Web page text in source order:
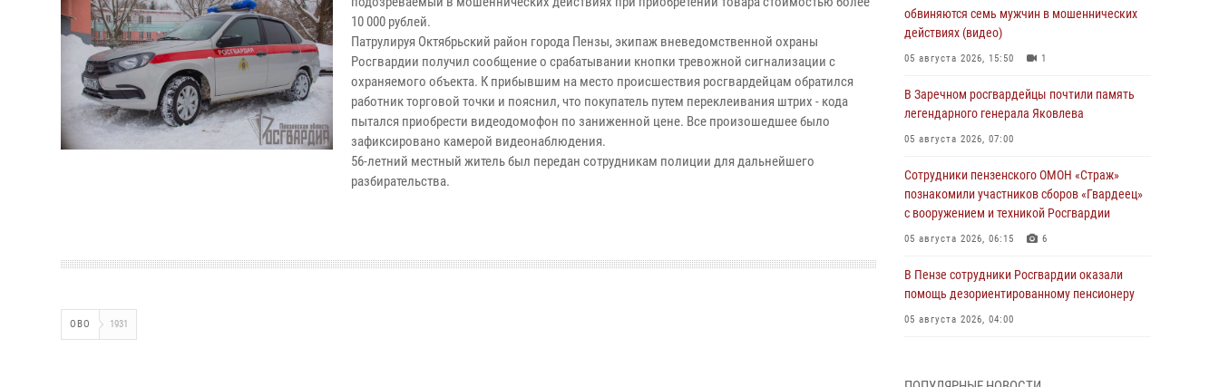
10 000 рублей.
Патрулируя Октябрьский район города Пензы, экипаж вневедомственной охраны
Росгвардии получил сообщение о срабатывании кнопки тревожной сигнализации с
охраняемого объекта. К прибывшим на место происшествия росгвардейцам обратился
работник торговой точки и пояснил, что покупатель путем переклеивания штрих - кода
пытался приобрести видеодомофон по заниженной цене. Все произошедшее было
зафиксировано камерой видеонаблюдения.
56-летний местный житель был передан сотрудникам полиции для дальнейшего
разбирательства.
ОВО 1931
обвиняются семь мужчин в мошеннических
действиях (видео)
05 августа 2026, 15:50 1
В Заречном росгвардейцы почтили память
легендарного генерала Яковлева
05 августа 2026, 07:00
Сотрудники пензенского ОМОН «Страж»
познакомили участников сборов «Гвардеец»
с вооружением и техникой Росгвардии
05 августа 2026, 06:15 6
В Пензе сотрудники Росгвардии оказали
помощь дезориентированному пенсионеру
05 августа 2026, 04:00